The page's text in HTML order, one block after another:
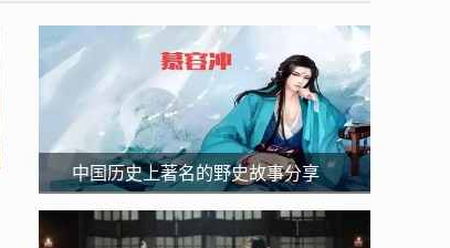
中国历史上著名的野史故事分享